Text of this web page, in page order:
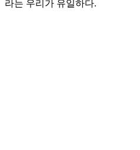
라는 우리가 유일하다.